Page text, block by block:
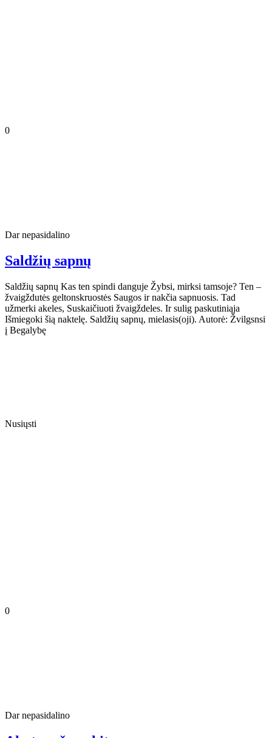
0
Dar nepasidalino
Saldžių sapnų
Saldžių sapnų Kas ten spindi danguje Žybsi, mirksi tamsoje? Ten –
žvaigždutės geltonskruostės Saugos ir nakčia sapnuosis. Tad
užmerki akeles, Suskaičiuoti žvaigždeles. Ir sulig paskutiniąja
Išmiegoki šią naktelę. Saldžių sapnų, mielasis(oji). Autorė: Žvilgsnsi
į Begalybę
Nusiųsti
0
Dar nepasidalino